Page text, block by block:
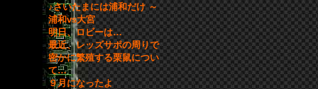
♪さいたまには浦和だけ ～
浦和vs大宮
明日、ロビーは…
最近、レッズサポの周りで
密かに繁殖する栗鼠につい
て…
９月になったよ